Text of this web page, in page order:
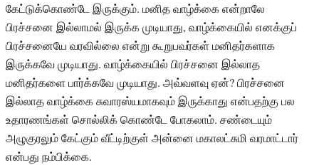
கேட்டுக்கொண்டே இருக்கும். மனித வாழ்க்கை என்றாலே
பிரச்சனை இல்லாமல் இருக்க முடியாது, வாழ்க்கையில் எனக்குப்
பிரச்சனையே வரவில்லை என்று கூறுபவர்கள் மனிதர்களாக
இருக்கவே முடியாது. வாழ்க்கையில் பிரச்சனை இல்லாத
மனிதர்களை பார்க்கவே முடியாது. அவ்வளவு ஏன்? பிரச்சனை
இல்லாத வாழ்க்கை சுவாரஸ்யமாகவும் இருக்காது என்பதற்கு பல
உதாரணங்கள் சொல்லிக் கொண்டே போகலாம். சண்டையும்
அழுகுரலும் கேட்கும் வீட்டிற்குள் அன்னை மகாலட்சுமி வரமாட்டார்
என்பது நம்பிக்கை.